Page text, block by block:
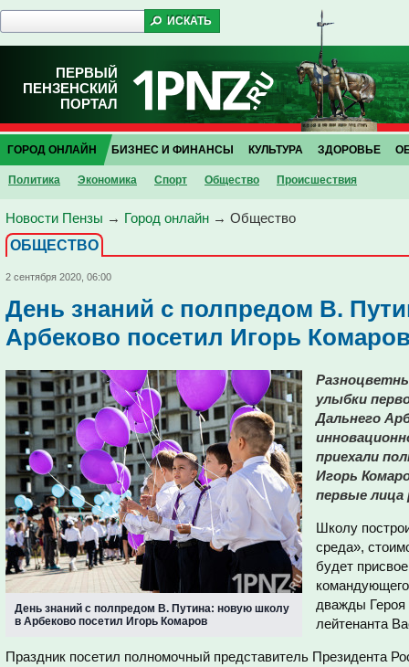
ПЕРВЫЙ
ПЕНЗЕНСКИЙ
ПОРТАЛ
ГОРОД ОНЛАЙН
Политика Экономика Спорт Общество Проиcшествия
БИЗНЕС И ФИНАНСЫ КУЛЬТУРА ЗДОРОВЬЕ
Новости Пензы → Город онлайн → Общество
ОБЩЕСТВО
2 сентября 2020, 06:00
День знаний с полпредом В.
Арбеково посетил Игорь
День знаний с полпредом В. Путина: новую школу
в Арбеково посетил Игорь Комаров
улыбки
Дальнего
приехали
Игорь
первые лица
Школу
среда»,
будет
дважды Героя
лейтенанта
Праздник посетил полномочный представитель Президента